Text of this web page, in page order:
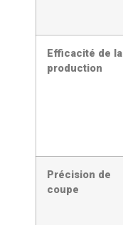
Efficacité de la
production
Précision de
coupe